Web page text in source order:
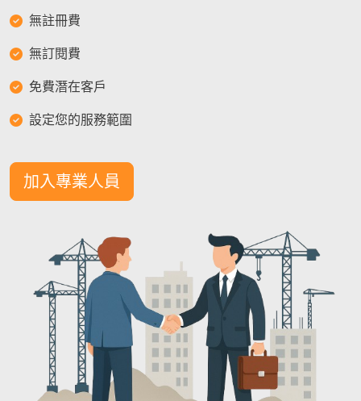
無註冊費
無訂閱費
免費潛在客戶
設定您的服務範圍
加入專業人員